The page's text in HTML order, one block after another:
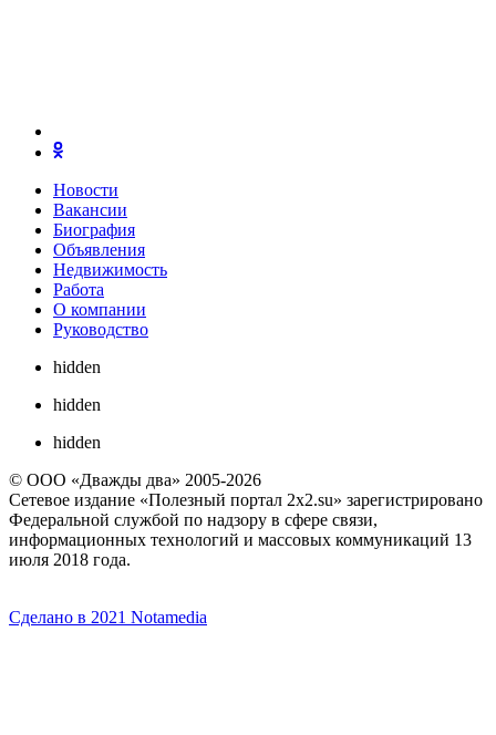
Новости
Вакансии
Биография
Объявления
Недвижимость
Работа
О компании
Руководство
hidden
hidden
hidden
© ООО «Дважды два» 2005-2026
Сетевое издание «Полезный портал 2x2.su» зарегистрировано
Федеральной службой по надзору в сфере связи,
информационных технологий и массовых коммуникаций 13
июля 2018 года.
Сделано в 2021 Notamedia